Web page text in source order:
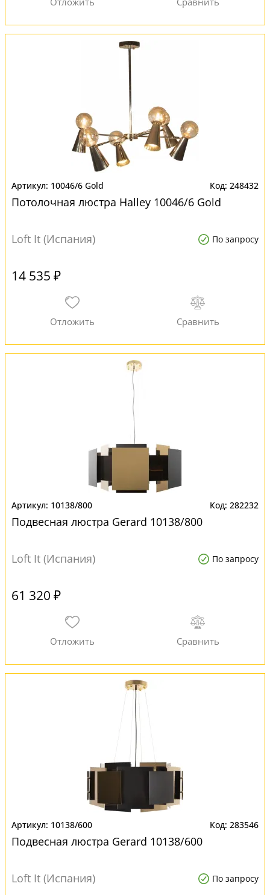
10046/6 Gold 248432
Потолочная люстра Halley 10046/6 Gold
Loft It (Испания) По запросу
14 535 ₽
10138/800 282232
Подвесная люстра Gerard 10138/800
Loft It (Испания) По запросу
61 320 ₽
10138/600 283546
Подвесная люстра Gerard 10138/600
Loft It (Испания) По запросу